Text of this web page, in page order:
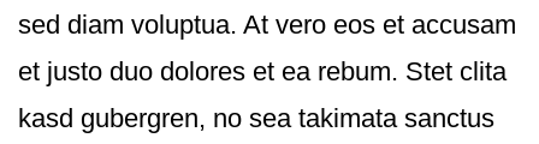
sed diam voluptua. At vero eos et accusam
et justo duo dolores et ea rebum. Stet clita
kasd gubergren, no sea takimata sanctus